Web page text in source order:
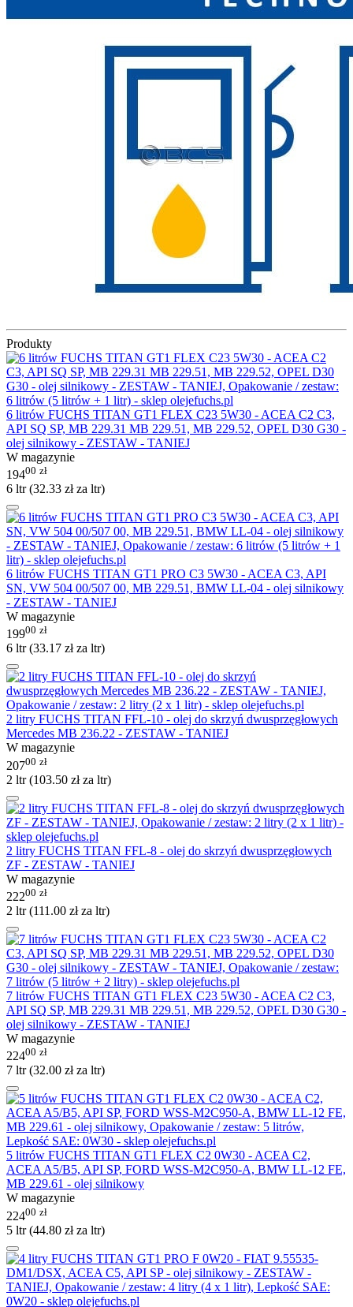
Produkty
6 litrów FUCHS TITAN GT1 FLEX C23 5W30 - ACEA C2 C3,
API SQ SP, MB 229.31 MB 229.51, MB 229.52, OPEL D30 G30 -
olej silnikowy - ZESTAW - TANIEJ
W magazynie
19400 zł
6 ltr (32.33 złza ltr)
6 litrów FUCHS TITAN GT1 PRO C3 5W30 - ACEA C3, API
SN, VW 504 00/507 00, MB 229.51, BMW LL-04 - olej silnikowy
- ZESTAW - TANIEJ
W magazynie
19900 zł
6 ltr (33.17 złza ltr)
2 litry FUCHS TITAN FFL-10 - olej do skrzyń dwusprzęgłowych
Mercedes MB 236.22 - ZESTAW - TANIEJ
W magazynie
20700 zł
2 ltr (103.50 złza ltr)
2 litry FUCHS TITAN FFL-8 - olej do skrzyń dwusprzęgłowych
ZF - ZESTAW - TANIEJ
W magazynie
22200 zł
2 ltr (111.00 złza ltr)
7 litrów FUCHS TITAN GT1 FLEX C23 5W30 - ACEA C2 C3,
API SQ SP, MB 229.31 MB 229.51, MB 229.52, OPEL D30 G30 -
olej silnikowy - ZESTAW - TANIEJ
W magazynie
22400 zł
7 ltr (32.00 złza ltr)
5 litrów FUCHS TITAN GT1 FLEX C2 0W30 - ACEA C2,
ACEA A5/B5, API SP, FORD WSS-M2C950-A, BMW LL-12 FE,
MB 229.61 - olej silnikowy
W magazynie
22400 zł
5 ltr (44.80 złza ltr)